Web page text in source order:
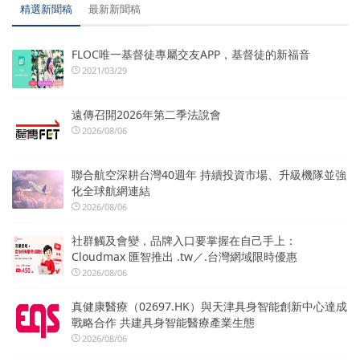
精選新聞稿 最新新聞稿
FLOC唯一基督徒專屬交友APP，基督徒的新福音
2021/03/29
遠傳召開2026年第二季法說會
2026/08/06
聯合航空深耕台灣40週年 持續投資市場、升級機隊並強
化全球航網連結
2026/08/06
社群觸及會變，品牌入口要掌握在自己手上：
Cloudmax 匯智推出 .tw／.台灣網域限時優惠
2026/08/06
真健康醫療（02697.HK）與天津具身智能創新中心達成
戰略合作 共建具身智能醫療產業生態
2026/08/06